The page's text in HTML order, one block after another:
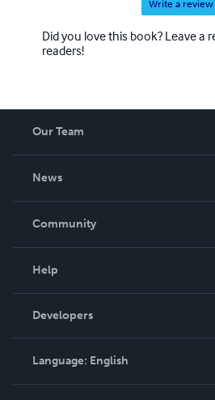
Write a review
Did you love this book? Leave a
readers!
Our Team
News
In The News
Community
Podcast
Help
Order Lookup
Knowledge Base
Contact Support
Developers
Language: English